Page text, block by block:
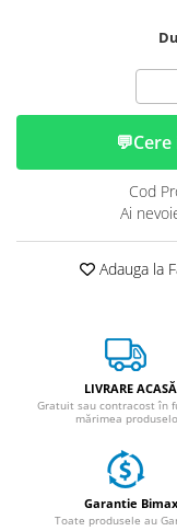
Huse
Toate accesoriile la
Masini Electrice
Masina Electrica RDB
Masina Electrica 25
Scutere Electrice
Cu 2 Roti
Cu 3 Roti fara Permis
💬
Cod
Ai
Adauga la
LIVRARE ACASĂ
Gratuit sau contracost în
mărimea
Garantie Bimax
Toate produsele au